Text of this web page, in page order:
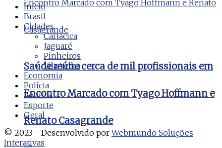
Saúde reúne cerca de mil profissionais em
Encontro Marcado com Tyago Hoffmann e
Renato Casagrande
Início
Brasil
Cidades
Cariacica
Jaguaré
Pinheiros
Vila Velha
Economia
Polícia
Politica
Esporte
Geral
© 2023 - Desenvolvido porWebmundo Soluções
Interativas